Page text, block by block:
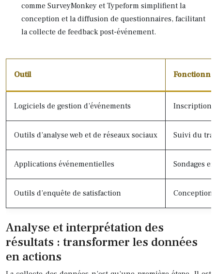
comme SurveyMonkey et Typeform simplifient la
conception et la diffusion de questionnaires, facilitant
la collecte de feedback post-événement.
Outil
Logiciels de gestion d’événements Inscription,
Outils d’analyse web et de réseaux sociaux Suivi du
Applications événementielles Sondages
Outils d’enquête de satisfaction Conception
Analyse et interprétation des
résultats : transformer les données
en actions